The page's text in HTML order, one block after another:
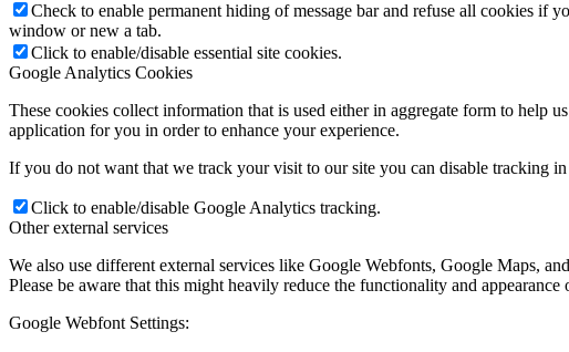
Check to enable permanent hiding of message bar and refuse all cookies if
window or new a tab.
Click to enable/disable essential site cookies.
Google Analytics Cookies
These cookies collect information that is used either in aggregate form to help
application for you in order to enhance your experience.
If you do not want that we track your visit to our site you can disable tracking
Click to enable/disable Google Analytics tracking.
Other external services
We also use different external services like Google Webfonts, Google Maps,
Please be aware that this might heavily reduce the functionality and
Google Webfont Settings: